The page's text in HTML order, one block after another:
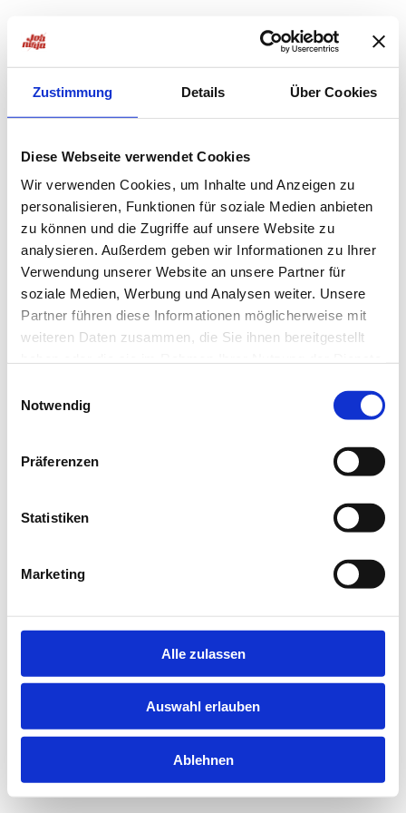
Zustimmung Details Über Cookies
Diese Webseite verwendet Cookies
Wir verwenden Cookies, um Inhalte und Anzeigen zu
personalisieren, Funktionen für soziale Medien anbieten
zu können und die Zugriffe auf unsere Website zu
analysieren. Außerdem geben wir Informationen zu Ihrer
Verwendung unserer Website an unsere Partner für
soziale Medien, Werbung und Analysen weiter. Unsere
Partner führen diese Informationen möglicherweise mit
weiteren Daten zusammen, die Sie ihnen bereitgestellt
Notwendig
Präferenzen
Statistiken
Marketing
Alle zulassen
Auswahl erlauben
Ablehnen
loadingjobninja.com
for more